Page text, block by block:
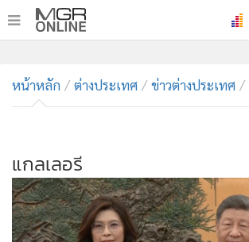
• ทันเหตุการณ์
• ภาคใต้
• Online Section
• บันเทิง
• ผู้จัดการรายวัน
• คอลัมนิสต์
หน้าหลัก ต่างประเทศ ข่าวต่างประเทศ
แกลเลอรี